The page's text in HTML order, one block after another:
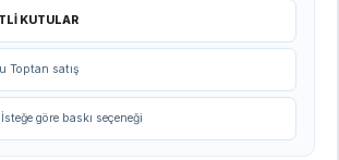
KUTULAR
Toptan satış
İsteğe göre baskı seçeneği